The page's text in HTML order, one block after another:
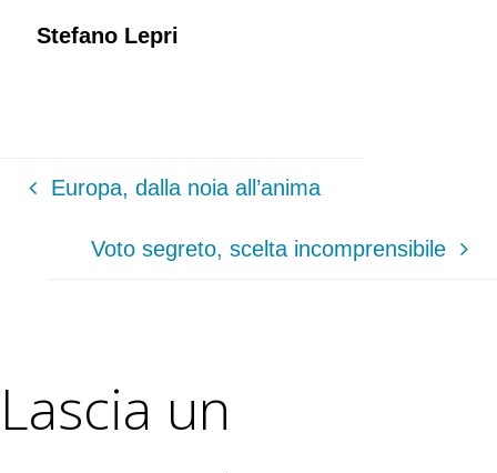
Stefano Lepri
Europa, dalla noia all’anima
Voto segreto, scelta incomprensibile
Lascia un